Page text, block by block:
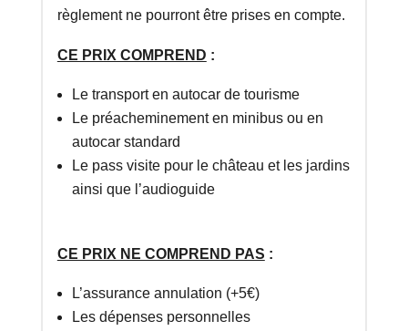
règlement ne pourront être prises en compte.
CE PRIX COMPREND :
Le transport en autocar de tourisme
Le préacheminement en minibus ou en
autocar standard
Le pass visite pour le château et les jardins
ainsi que l’audioguide
CE PRIX NE COMPREND PAS :
L’assurance annulation (+5€)
Les dépenses personnelles